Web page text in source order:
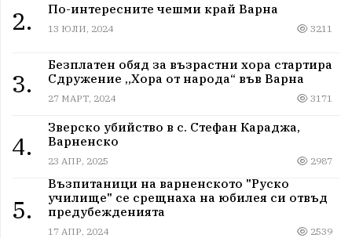
2. По-интересните чешми край Варна
13 ЮЛИ, 2024 3211
3.
Безплатен обяд за възрастни хора стартира
Сдружение „Хора от народа“ във Варна
27 МАРТ, 2024 3171
4.
Зверско убийство в с. Стефан Караджа,
Варненско
23 АПР, 2025 2987
5.
Възпитаници на варненското "Руско
училище" се срещнаха на юбилея си отвъд
предубежденията
17 АПР, 2024 2539